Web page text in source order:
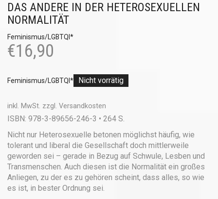
DAS ANDERE IN DER HETEROSEXUELLEN
NORMALITÄT
Feminismus/LGBTQI*
€16,90
Feminismus/LGBTQI* Nicht vorrätig
inkl. MwSt. zzgl. Versandkosten
ISBN: 978-3-89656-246-3 • 264 S.
Nicht nur Heterosexuelle betonen möglichst häufig, wie
tolerant und liberal die Gesellschaft doch mittlerweile
geworden sei – gerade in Bezug auf Schwule, Lesben und
Transmenschen. Auch diesen ist die Normalität ein großes
Anliegen, zu der es zu gehören scheint, dass alles, so wie
es ist, in bester Ordnung sei.